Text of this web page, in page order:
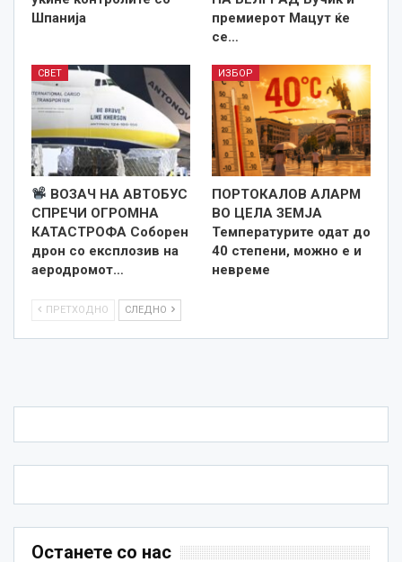
Шпанија
премиерот Мацут ќе
се…
СВЕТ
ВОЗАЧ НА АВТОБУС
СПРЕЧИ ОГРОМНА
КАТАСТРОФА Соборен
дрон со експлозив на
аеродромот…
ИЗБОР
ПОРТОКАЛОВ АЛАРМ
ВО ЦЕЛА ЗЕМЈА
Температурите одат до
40 степени, можно е и
невреме
ПРЕТХОДНО СЛЕДНО
Останете со нас